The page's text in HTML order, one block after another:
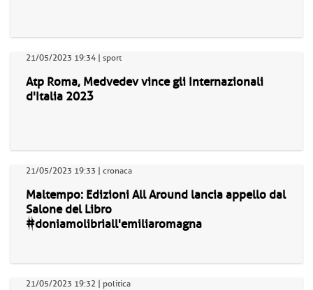
21/05/2023 19:34 | sport
Atp Roma, Medvedev vince gli Internazionali
d'Italia 2023
21/05/2023 19:33 | cronaca
Maltempo: Edizioni All Around lancia appello dal
Salone del Libro
#doniamolibriall'emiliaromagna
21/05/2023 19:32 | politica